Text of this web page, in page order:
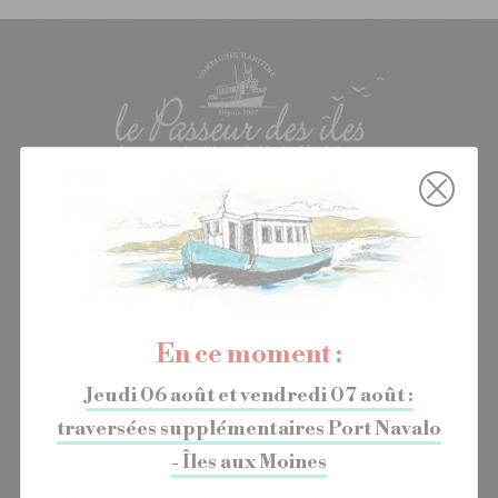
Regular connections
Cruises & walks
OUR BOATS
THE CREW
En ce moment :
Jeudi 06 août et vendredi 07 août :
traversées supplémentaires Port Navalo
- Îles aux Moines